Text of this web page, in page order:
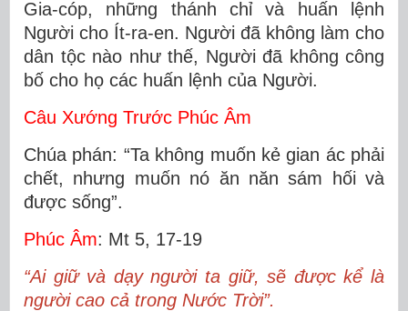
Gia-cóp, những thánh chỉ và huấn lệnh
Người cho Ít-ra-en. Người đã không làm cho
dân tộc nào như thế, Người đã không công
bố cho họ các huấn lệnh của Người.
Câu Xướng Trước Phúc Âm
Chúa phán: “Ta không muốn kẻ gian ác phải
chết, nhưng muốn nó ăn năn sám hối và
được sống”.
Phúc Âm: Mt 5, 17-19
“Ai giữ và dạy người ta giữ, sẽ được kể là
người cao cả trong Nước Trời”.